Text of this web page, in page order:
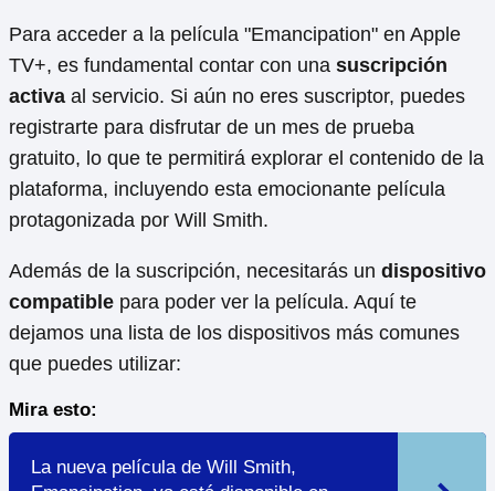
Para acceder a la película "Emancipation" en Apple
TV+, es fundamental contar con una suscripción
activa al servicio. Si aún no eres suscriptor, puedes
registrarte para disfrutar de un mes de prueba
gratuito, lo que te permitirá explorar el contenido de la
plataforma, incluyendo esta emocionante película
protagonizada por Will Smith.
Además de la suscripción, necesitarás un dispositivo
compatible para poder ver la película. Aquí te
dejamos una lista de los dispositivos más comunes
que puedes utilizar:
Mira esto:
La nueva película de Will Smith,